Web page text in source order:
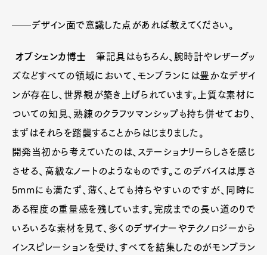
──デザイン面で意識した点があれば教えてください。
オブシェンカ博士筆記具はもちろん、腕時計やレザーグッ
ズなどすべての領域において、モンブランには豊かなデザイ
ンが存在し、世界観が築き上げられています。上質な素材に
ついての知見、熟練のクラフツマンシップも持ち併せており、
まずはそれらを踏襲することからはじまりました。
開発当初から考えていたのは、ステーショナリーらしさを感じ
させる、高級なノートのようなものです。このデバイスは厚さ
5mmにも満たず、薄く、とても持ちやすいのですが、同時に
ある程度の重量感を残しています。完成までの長い道のりで
いろいろな素材を見て、多くのデザイナーやテクノロジーから
インスピレーションを受け、すべてを結集したのがモンブラン